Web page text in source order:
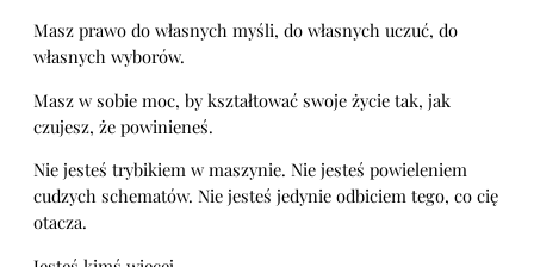
Masz prawo do własnych myśli, do własnych uczuć, do
własnych wyborów.
Masz w sobie moc, by kształtować swoje życie tak, jak
czujesz, że powinieneś.
Nie jesteś trybikiem w maszynie. Nie jesteś powieleniem
cudzych schematów. Nie jesteś jedynie odbiciem tego, co cię
otacza.